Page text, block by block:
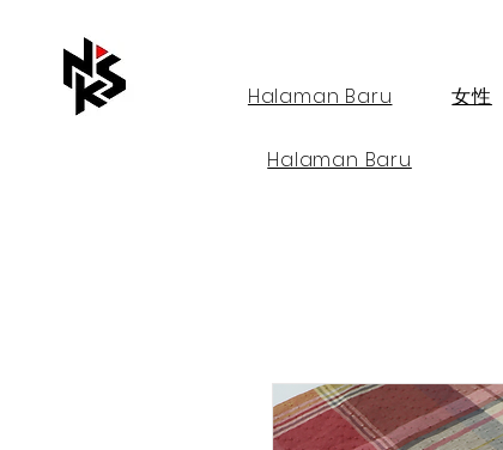
Halaman Baru 女性
Halaman Baru